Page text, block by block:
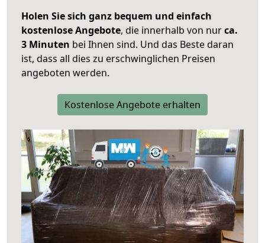
Holen Sie sich ganz bequem und einfach
kostenlose Angebote, die innerhalb von nurca.
3 Minuten bei Ihnen sind. Und das Beste daran
ist, dass all dies zu erschwinglichen Preisen
angeboten werden.
Kostenlose Angebote erhalten